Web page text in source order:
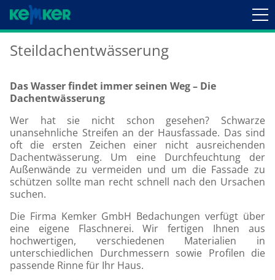
Steildachentwässerung
Das Wasser findet immer seinen Weg – Die
Dachentwässerung
Wer hat sie nicht schon gesehen? Schwarze
unansehnliche Streifen an der Hausfassade. Das sind
oft die ersten Zeichen einer nicht ausreichenden
Dachentwässerung. Um eine Durchfeuchtung der
Außenwände zu vermeiden und um die Fassade zu
schützen sollte man recht schnell nach den Ursachen
suchen.
Die Firma Kemker GmbH Bedachungen verfügt über
eine eigene Flaschnerei. Wir fertigen Ihnen aus
hochwertigen, verschiedenen Materialien in
unterschiedlichen Durchmessern sowie Profilen die
passende Rinne für Ihr Haus.